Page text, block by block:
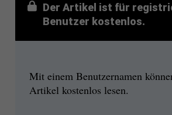
Der Artikel ist für
Benutzer kostenlos.
Mit einem Benutzernamen
Artikel kostenlos lesen.